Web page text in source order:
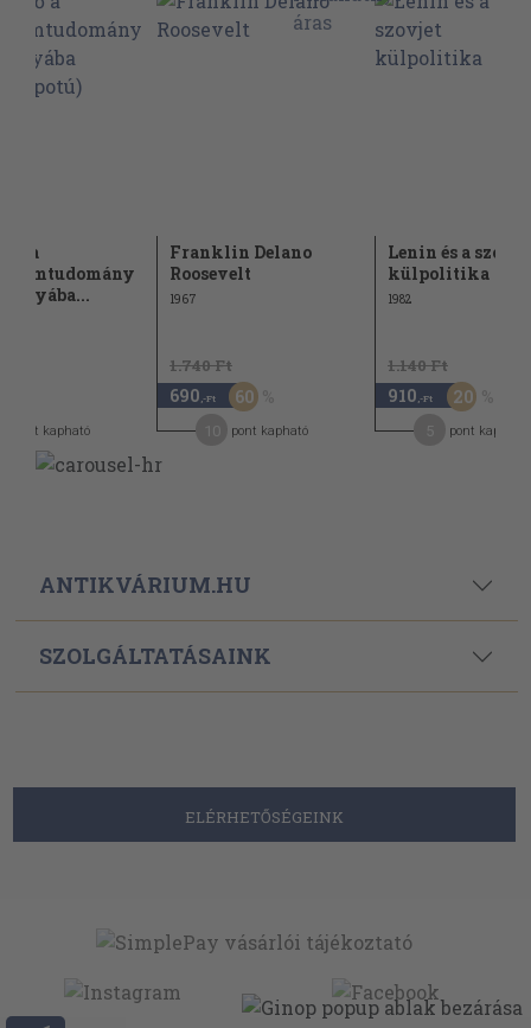
a
pont kapható
Franklin Delano
Roosevelt
1967
1.740 Ft
690 ,-Ft 60
pont kapható
Lenin és a
külpolitika
1982
1.140 Ft
910 ,-Ft 20
pont kapható
ANTIKVÁRIUM.HU
SZOLGÁLTATÁSAINK
ELÉRHETŐSÉGEINK